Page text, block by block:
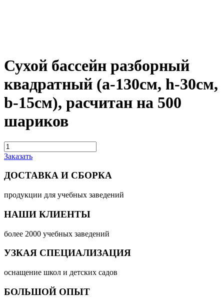
Сухой бассейн разборный
квадратный (a-130см, h-30см,
b-15см), расчитан на 500
шариков
Заказать
ДОСТАВКА И СБОРКА
продукции для учебных заведений
НАШИ КЛИЕНТЫ
более 2000 учебных заведений
УЗКАЯ СПЕЦИАЛИЗАЦИЯ
оснащение школ и детских садов
БОЛЬШОЙ ОПЫТ